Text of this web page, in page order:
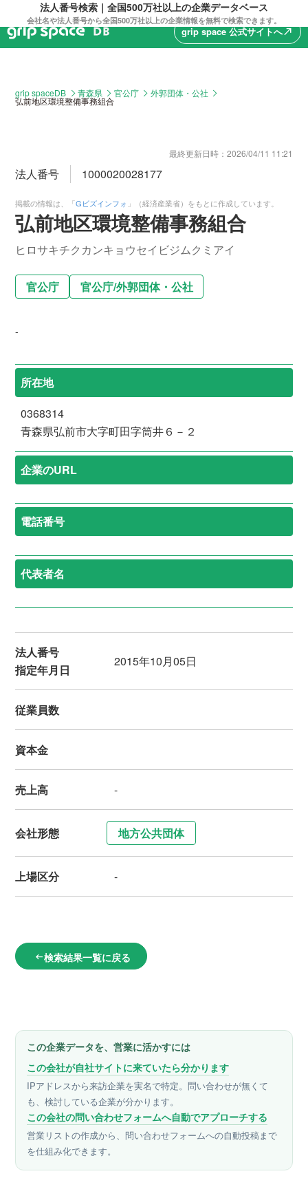
法人番号検索｜全国500万社以上の企業データベース
会社名や法人番号から全国500万社以上の企業情報を無料で検索できます。
grip space 公式サイトへnorth_east
grip spaceDB 青森県 官公庁 外郭団体・公社
弘前地区環境整備事務組合
最終更新日時： 2026/04/11 11:21
法人番号 1000020028177
掲載の情報は、「Gビズインフォ 」（経済産業省）をもとに作成しています。
弘前地区環境整備事務組合
ヒロサキチクカンキョウセイビジムクミアイ
官公庁 官公庁/外郭団体・公社
-
所在地
0368314
青森県弘前市大字町田字筒井６－２
企業のURL
電話番号
代表者名
法人番号
指定年月日
2015年10月05日
従業員数
資本金
売上高 -
会社形態 地方公共団体
上場区分 -
arrow_left_alt検索結果一覧に戻る
この企業データを、営業に活かすには
この会社が自社サイトに来ていたら分かります
IPアドレスから来訪企業を実名で特定。問い合わせが無くて
も、検討している企業が分かります。
この会社の問い合わせフォームへ自動でアプローチする
営業リストの作成から、問い合わせフォームへの自動投稿まで
を仕組み化できます。